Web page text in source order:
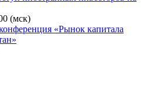
стандарт инвестиций в
(мск)
иностранных инвесторов на
«Рынок капитала